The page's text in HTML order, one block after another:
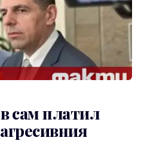
сам платил